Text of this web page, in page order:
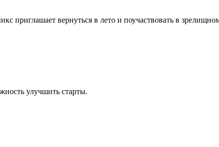
приглашает вернуться в лето и поучаствовать в
улучшить старты.